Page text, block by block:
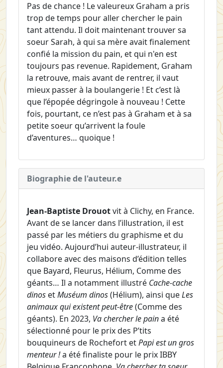
Pas de chance ! Le valeureux Graham a pris
trop de temps pour aller chercher le pain
tant attendu. Il doit maintenant trouver sa
soeur Sarah, à qui sa mère avait finalement
confié la mission du pain, et qui n'en est
toujours pas revenue. Rapidement, Graham
la retrouve, mais avant de rentrer, il vaut
mieux passer à la boulangerie ! Et c’est là
que l’épopée dégringole à nouveau ! Cette
fois, pourtant, ce n’est pas à Graham et à sa
petite soeur qu’arrivent la foule
d’aventures… quoique !
Biographie de l'auteur.e
Jean-Baptiste Drouotvit à Clichy, en France.
Avant de se lancer dans l’illustration, il est
passé par les métiers du graphisme et du
jeu vidéo. Aujourd’hui auteur-illustrateur, il
collabore avec des maisons d’édition telles
que Bayard, Fleurus, Hélium, Comme des
géants… Il a notamment illustré Cache-cache
dinos etMuséum dinos(Hélium), ainsi queLes
animaux qui existent peut-être(Comme des
géants). En 2023, Va chercher le paina été
sélectionné pour le prix des P’tits
bouquineurs de Rochefort etPapi est un gros
menteur !a été finaliste pour le prix IBBY